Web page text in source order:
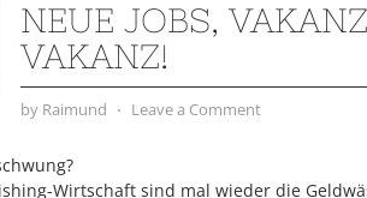
NEUE JOBS,
VAKANZ!
by Raimund ⋅ Leave a Comment
Wirtschaft sind mal wieder die